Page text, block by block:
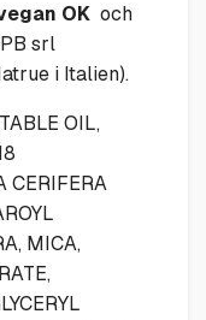
OK och
srl
i Italien).
OIL,
CERIFERA
MICA,